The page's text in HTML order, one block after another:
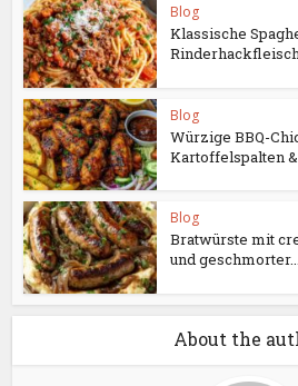
Blog
Klassische
Blog
Würzige BBQ-
Kartoffelspalten &...
Blog
Bratwürste mit
und geschmorter...
About the